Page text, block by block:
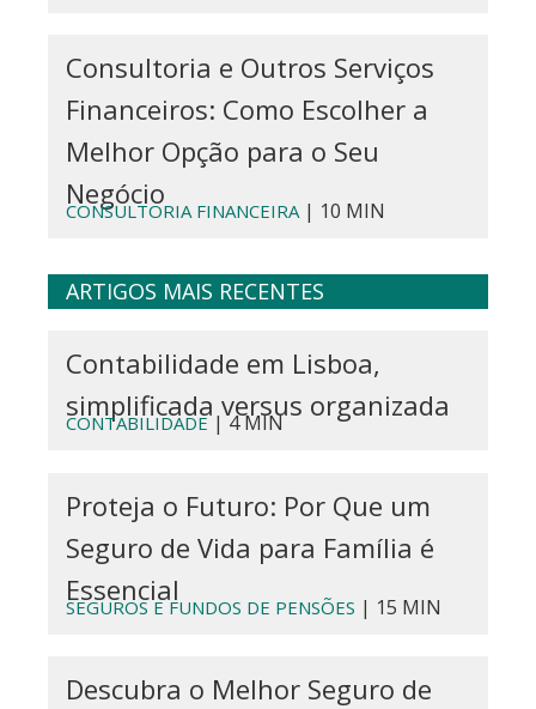
Consultoria e Outros Serviços
Financeiros: Como Escolher a
Melhor Opção para o Seu
Negócio
CONSULTORIA FINANCEIRA| 10 MIN
ARTIGOS MAIS RECENTES
Contabilidade em Lisboa,
simplificada versus organizada
CONTABILIDADE| 4 MIN
Proteja o Futuro: Por Que um
Seguro de Vida para Família é
Essencial
SEGUROS E FUNDOS DE PENSÕES | 15 MIN
Descubra o Melhor Seguro de